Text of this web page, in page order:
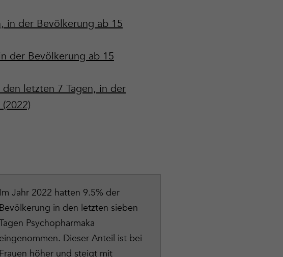
in der Bevölkerung ab 15
der Bevölkerung ab 15
letzten 7 Tagen, in der
Im Jahr 2022 hatten 9.5% der
Bevölkerung in den letzten sieben
Psychopharmaka
eingenommen. Dieser Anteil ist bei
Frauen höher und steigt mit